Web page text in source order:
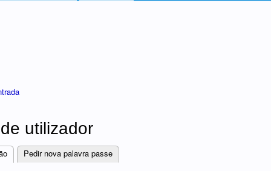
utilizador
(separador ativo)
Pedir nova palavra passe